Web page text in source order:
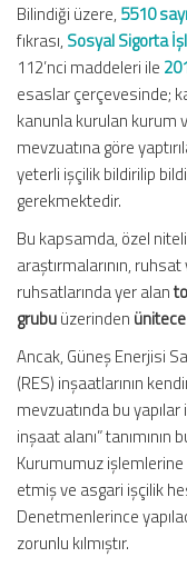
Bilindiği üzere, 5510
fıkrası, Sosyal Sigorta
112’nci maddeleri ile
esaslar çerçevesinde;
kanunla kurulan kurum
mevzuatına göre
yeterli işçilik bildirilip
gerekmektedir.
Bu kapsamda, özel
araştırmalarının,
ruhsatlarında yer alan
grubuüzerinden
Ancak, Güneş Enerjisi
(RES) inşaatlarının
mevzuatında bu
inşaat alanı”
Kurumumuz
etmiş ve asgari işçilik
Denetmenlerince
zorunlu kılmıştır.